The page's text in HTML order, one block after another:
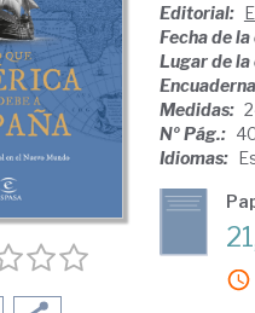
Editorial:
Fecha de
Lugar de la
Medidas:
Nº Pág.:
Idiomas: